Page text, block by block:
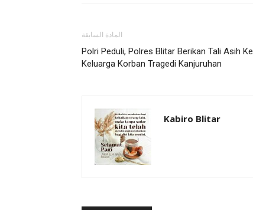
المادة السابقة
Polri Peduli, Polres Blitar Berikan Tali Asih Ke
Keluarga Korban Tragedi Kanjuruhan
Kabiro Blitar